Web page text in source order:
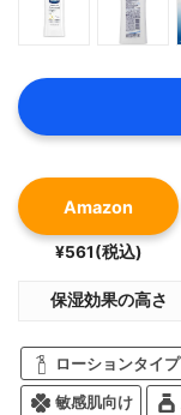
Amazon
¥561(税込)
保湿効果の高さ
ローションタイプ
敏感肌向け